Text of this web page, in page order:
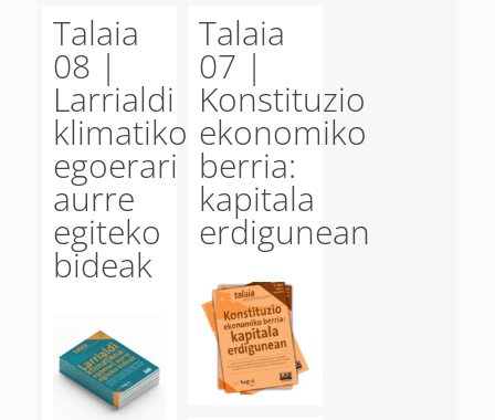
Talaia
08 |
Larrialdi
klimatikoa:
egoerari
aurre
egiteko
bideak
Talaia
07 |
Konstituzio
ekonomiko
berria:
kapitala
erdigunean